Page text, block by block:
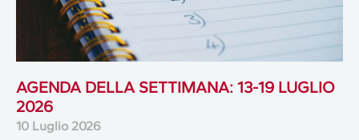
AGENDA DELLA SETTIMANA: 13-19 LUGLIO
2026
10 Luglio 2026